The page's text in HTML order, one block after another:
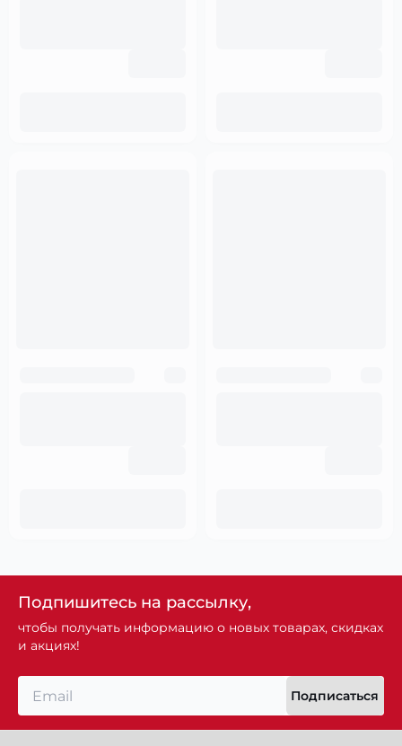
Подпишитесь на рассылку,
чтобы получать информацию о новых товарах, скидках
и акциях!
Подписаться